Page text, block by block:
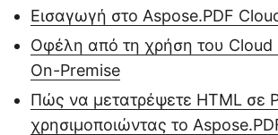
Εισαγωγή στο Aspose.PDF
Οφέλη από τη χρήση του Cloud
On-Premise
Πώς να μετατρέψετε HTML σε
χρησιμοποιώντας το